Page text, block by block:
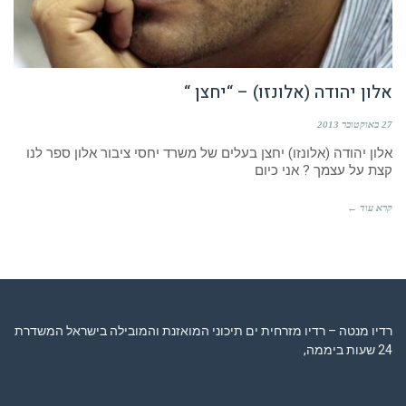
אלון יהודה (אלונזו) – “יחצן “
27 באוקטובר 2013
אלון יהודה (אלונזו) יחצן בעלים של משרד יחסי ציבור אלון ספר לנו
קצת על עצמך ? אני כיום
קרא עוד ←
רדיו מנטה – רדיו מזרחית ים תיכוני המואזנת והמובילה בישראל המשדרת
24 שעות ביממה,